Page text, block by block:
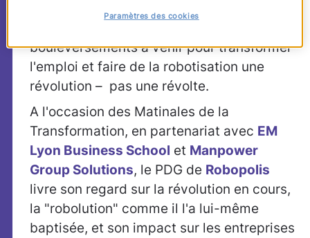
années pour une
bouleversements à venir pour transformer
l'emploi et faire de la robotisation une
révolution – pas une révolte.
A l'occasion des Matinales de la
Transformation, en partenariat avec EM
Lyon Business School et Manpower
Group Solutions, le PDG de Robopolis
livre son regard sur la révolution en cours,
la "robolution" comme il l'a lui-même
baptisée, et son impact sur les entreprises
Paramètres des cookies